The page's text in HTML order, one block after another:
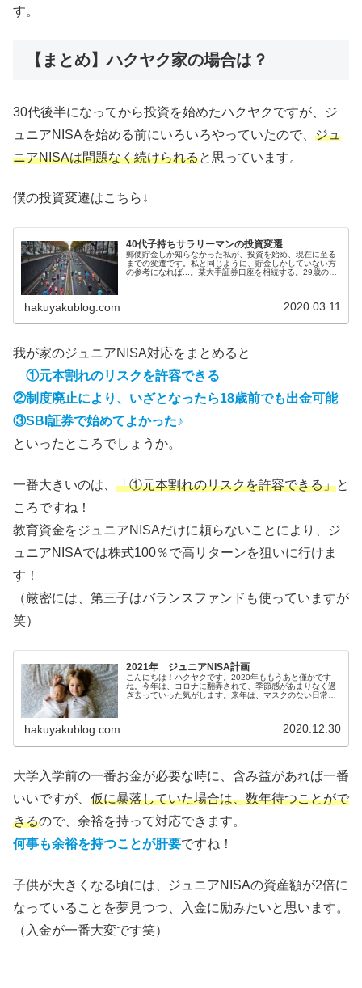
す。
【まとめ】ハクヤク家の場合は？
30代後半になってから投資を始めたハクヤクですが、ジ
ュニアNISAを始める前にいろいろやっていたので、 ジュ
ニアNISAは問題なく続けられると思っています。
僕の投資変遷はこちら↓
40代子持ちサラリーマンの投資変遷
郵便貯金しか知らなかった私が、投資を始め、現在に至る
までの変遷です。私と同じように、貯金しかしていない方
の参考になれば...。某大手証券口座を相続する。29歳の
hakuyakublog.com 2020.03.11
我が家のジュニアNISA対応をまとめると
①元本割れのリスクを許容できる
②制度廃止により、いざとなったら18歳前でも出金可能
③SBI証券で始めてよかった♪
といったところでしょうか。
一番大きいのは、 「①元本割れのリスクを許容できる」と
ころですね！
教育資金をジュニアNISAだけに頼らないことにより、ジ
ュニアNISAでは株式100％で高リターンを狙いに行けま
す！
（厳密には、第三子はバランスファンドも使っていますが
笑）
2021年 ジュニアNISA計画
こんにちは！ハクヤクです。2020年ももうあと僅かです
ね。今年は、コロナに翻弄されて、季節感があまりなく過
ぎ去っていった気がします。来年は、マスクのない日常に
hakuyakublog.com 2020.12.30
大学入学前の一番お金が必要な時に、含み益があれば一番
いいですが、 仮に暴落していた場合は、数年待つことがで
きるので、余裕を持って対応できます。
何事も余裕を持つことが肝要ですね！
子供が大きくなる頃には、ジュニアNISAの資産額が2倍に
なっていることを夢見つつ、入金に励みたいと思います。
（入金が一番大変です笑）